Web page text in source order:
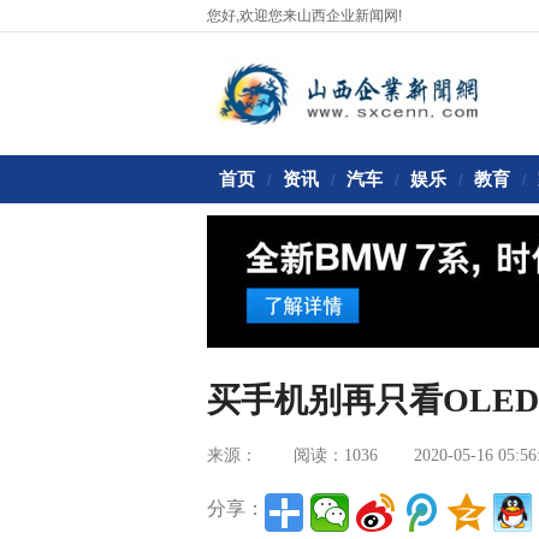
您好,欢迎您来山西企业新闻网!
首页 / 资讯 / 汽车 / 娱乐 / 教育 /
买手机别再只看
来源： 阅读：1036 2020-05-16
分享：